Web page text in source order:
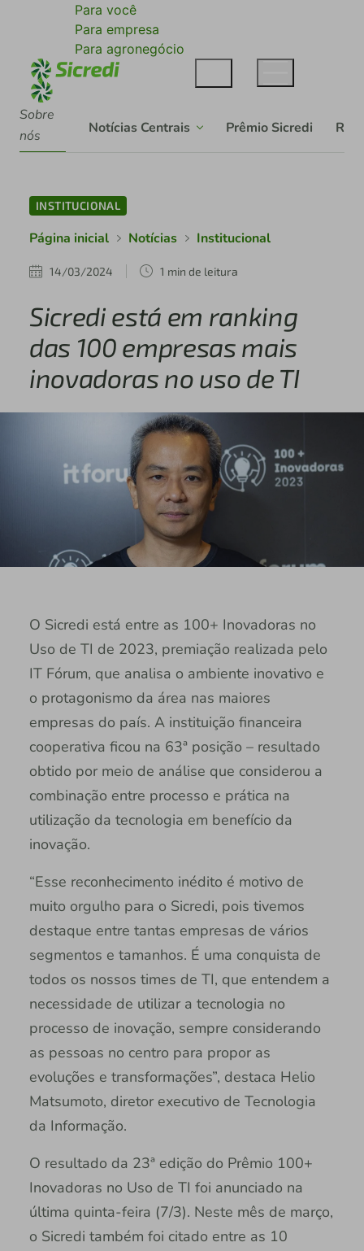
Para você
Para empresa
Para agronegócio
Sobre
nós
Notícias Centrais Prêmio Sicredi
INSTITUCIONAL
Página inicial Notícias Institucional
14/03/2024 1 min de leitura
Sicredi está em ranking
das 100 empresas mais
inovadoras no uso de TI
O Sicredi está entre as 100+ Inovadoras no
Uso de TI de 2023, premiação realizada pelo
IT Fórum, que analisa o ambiente inovativo e
o protagonismo da área nas maiores
empresas do país. A instituição financeira
cooperativa ficou na 63ª posição – resultado
obtido por meio de análise que considerou a
combinação entre processo e prática na
utilização da tecnologia em benefício da
inovação.
“Esse reconhecimento inédito é motivo de
muito orgulho para o Sicredi, pois tivemos
destaque entre tantas empresas de vários
segmentos e tamanhos. É uma conquista de
todos os nossos times de TI, que entendem a
necessidade de utilizar a tecnologia no
processo de inovação, sempre considerando
as pessoas no centro para propor as
evoluções e transformações”, destaca Helio
Matsumoto, diretor executivo de Tecnologia
da Informação.
O resultado da 23ª edição do Prêmio 100+
Inovadoras no Uso de TI foi anunciado na
última quinta-feira (7/3). Neste mês de março,
o Sicredi também foi citado entre as 10